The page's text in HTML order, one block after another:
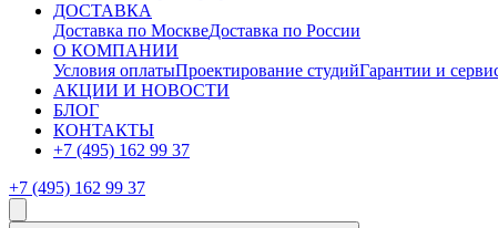
ДОСТАВКА
Доставка по МосквеДоставка по России
О КОМПАНИИ
Условия оплатыПроектирование студийГарантии и
АКЦИИ И НОВОСТИ
БЛОГ
КОНТАКТЫ
+7 (495) 162 99 37
+7 (495) 162 99 37